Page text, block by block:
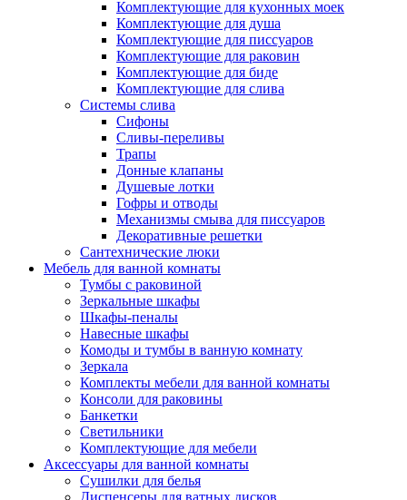
Комплектующие для кухонных моек
Комплектующие для душа
Комплектующие для писсуаров
Комплектующие для раковин
Комплектующие для биде
Комплектующие для слива
Системы слива
Сифоны
Сливы-переливы
Трапы
Донные клапаны
Душевые лотки
Гофры и отводы
Механизмы смыва для писсуаров
Декоративные решетки
Сантехнические люки
Мебель для ванной комнаты
Тумбы с раковиной
Зеркальные шкафы
Шкафы-пеналы
Навесные шкафы
Комоды и тумбы в ванную комнату
Зеркала
Комплекты мебели для ванной комнаты
Консоли для раковины
Банкетки
Светильники
Комплектующие для мебели
Аксессуары для ванной комнаты
Сушилки для белья
Диспенсеры для ватных дисков